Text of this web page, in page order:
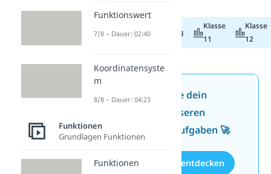
Abiturvorbereitung
Klasse
11
Klasse
12
Jetzt neu: Teste dein
Wissen mit unseren
kostenlosen Aufgaben 🚀
Aufgaben entdecken
Funktionswert
7/8 – Dauer: 02:40
Koordinatensyste
m
8/8 – Dauer: 04:23
Funktionen
Grundlagen Funktionen
Funktionen